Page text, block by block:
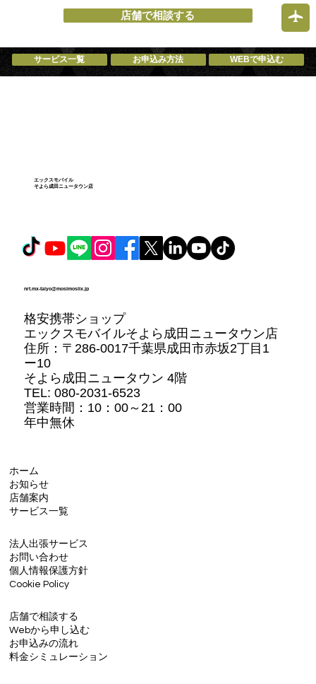
ルそよら成田ニュータウン店】
店舗で相談する
サービス一覧 お申込み方法 WEBで申込む
エックスモバイル
そよら成田ニュータウン店
nrt.mx-taiyo@mosimosiix.jp
格安携帯ショップ
エックスモバイルそよら成田ニュータウン店
住所： 〒286-0017千葉県成田市赤坂2丁目1
ー10
そよら成田ニュータウン 4階
TEL: 080-2031-6523
営業時間：10：00～21：00
年中無休
ホーム
お知らせ
店舗案内
サービス一覧
法人出張サービス
お問い合わせ
個人情報保護方針
Cookie Policy
店舗で相談する
Webから申し込む
お申込みの流れ
料金シミュレーション